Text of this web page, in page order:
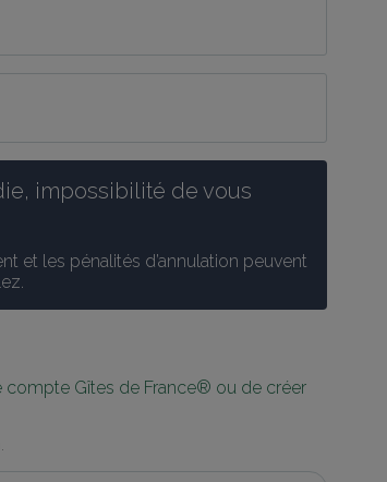
impossibilité de vous
et les pénalités d’annulation peuvent
compte Gîtes de France® ou de créer